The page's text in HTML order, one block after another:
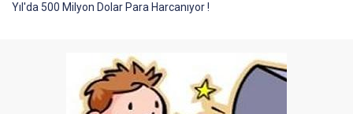
Yıl'da 500 Milyon Dolar Para Harcanıyor !